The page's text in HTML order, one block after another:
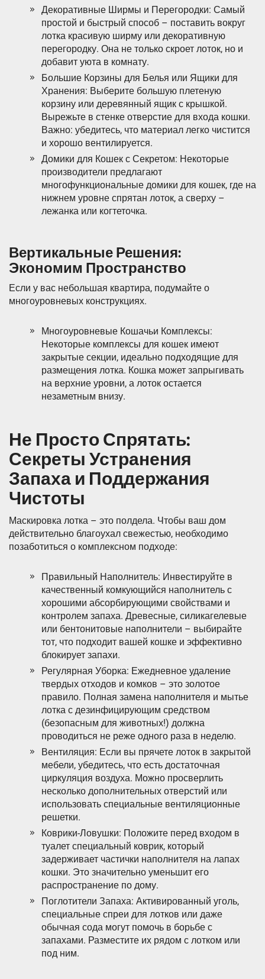
Декоративные Ширмы и Перегородки: Самый
простой и быстрый способ – поставить вокруг
лотка красивую ширму или декоративную
перегородку. Она не только скроет лоток, но и
добавит уюта в комнату.
Большие Корзины для Белья или Ящики для
Хранения: Выберите большую плетеную
корзину или деревянный ящик с крышкой.
Вырежьте в стенке отверстие для входа кошки.
Важно: убедитесь, что материал легко чистится
и хорошо вентилируется.
Домики для Кошек с Секретом: Некоторые
производители предлагают
многофункциональные домики для кошек, где на
нижнем уровне спрятан лоток, а сверху –
лежанка или когтеточка.
Вертикальные Решения:
Экономим Пространство
Если у вас небольшая квартира, подумайте о
многоуровневых конструкциях.
Многоуровневые Кошачьи Комплексы:
Некоторые комплексы для кошек имеют
закрытые секции, идеально подходящие для
размещения лотка. Кошка может запрыгивать
на верхние уровни, а лоток остается
незаметным внизу.
Не Просто Спрятать:
Секреты Устранения
Запаха и Поддержания
Чистоты
Маскировка лотка – это полдела. Чтобы ваш дом
действительно благоухал свежестью, необходимо
позаботиться о комплексном подходе:
Правильный Наполнитель: Инвестируйте в
качественный комкующийся наполнитель с
хорошими абсорбирующими свойствами и
контролем запаха. Древесные, силикагелевые
или бентонитовые наполнители – выбирайте
тот, что подходит вашей кошке и эффективно
блокирует запахи.
Регулярная Уборка: Ежедневное удаление
твердых отходов и комков – это золотое
правило. Полная замена наполнителя и мытье
лотка с дезинфицирующим средством
(безопасным для животных!) должна
проводиться не реже одного раза в неделю.
Вентиляция: Если вы прячете лоток в закрытой
мебели, убедитесь, что есть достаточная
циркуляция воздуха. Можно просверлить
несколько дополнительных отверстий или
использовать специальные вентиляционные
решетки.
Коврики-Ловушки: Положите перед входом в
туалет специальный коврик, который
задерживает частички наполнителя на лапах
кошки. Это значительно уменьшит его
распространение по дому.
Поглотители Запаха: Активированный уголь,
специальные спреи для лотков или даже
обычная сода могут помочь в борьбе с
запахами. Разместите их рядом с лотком или
под ним.